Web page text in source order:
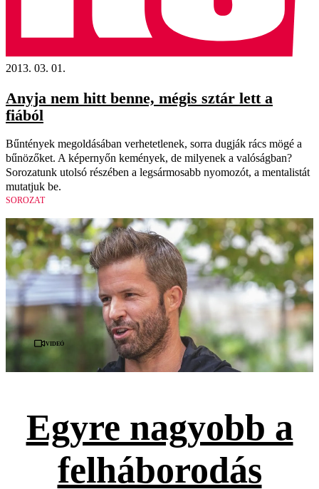
2013. 03. 01.
Anyja nem hitt benne, mégis sztár lett a
fiából
Bűntények megoldásában verhetetlenek, sorra dugják rács mögé a
bűnözőket. A képernyőn kemények, de milyenek a valóságban?
Sorozatunk utolsó részében a legsármosabb nyomozót, a mentalistát
mutatjuk be.
SOROZAT
Videó
Egyre nagyobb a
felháborodás